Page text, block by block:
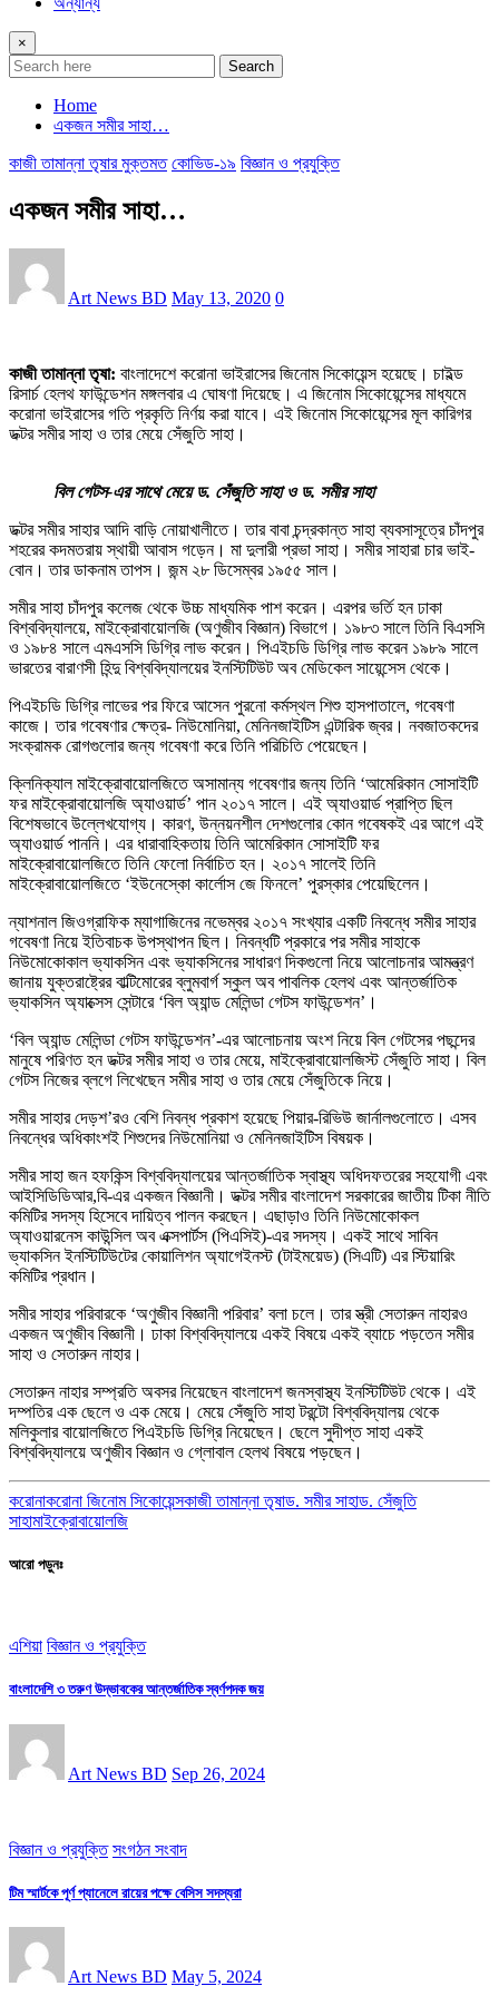
×
Search
Home
একজন সমীর সাহা…
কাজী তামান্না তৃষার মুক্তমত কোভিড-১৯ বিজ্ঞান ও প্রযুক্তি
একজন সমীর সাহা…
Art News BD May 13, 2020 0
কাজী তামান্না তৃষা: বাংলাদেশে করোনা ভাইরাসের জিনোম সিকোয়েন্স হয়েছে। চাইল্ড
রিসার্চ হেলথ ফাউন্ডেশন মঙ্গলবার এ ঘোষণা দিয়েছে। এ জিনোম সিকোয়েন্সের মাধ্যমে
করোনা ভাইরাসের গতি প্রকৃতি নির্ণয় করা যাবে। এই জিনোম সিকোয়েন্সের মূল কারিগর
ডক্টর সমীর সাহা ও তার মেয়ে সেঁজুতি সাহা।
বিল গেটস-এর সাথে মেয়ে ড. সেঁজুতি সাহা ও ড. সমীর সাহা
ডক্টর সমীর সাহার আদি বাড়ি নোয়াখালীতে। তার বাবা চন্দ্রকান্ত সাহা ব্যবসাসূত্রে চাঁদপুর
শহরের কদমতরায় স্থায়ী আবাস গড়েন। মা দুলারী প্রভা সাহা। সমীর সাহারা চার ভাই-
বোন। তার ডাকনাম তাপস। জন্ম ২৮ ডিসেম্বর ১৯৫৫ সাল।
সমীর সাহা চাঁদপুর কলেজ থেকে উচ্চ মাধ্যমিক পাশ করেন। এরপর ভর্তি হন ঢাকা
বিশ্ববিদ্যালয়ে, মাইক্রোবায়োলজি (অণুজীব বিজ্ঞান) বিভাগে। ১৯৮৩ সালে তিনি বিএসসি
ও ১৯৮৪ সালে এমএসসি ডিগ্রি লাভ করেন। পিএইচডি ডিগ্রি লাভ করেন ১৯৮৯ সালে
ভারতের বারাণসী হিন্দু বিশ্ববিদ্যালয়ের ইনস্টিটিউট অব মেডিকেল সায়েন্সেস থেকে।
পিএইচডি ডিগ্রি লাভের পর ফিরে আসেন পুরনো কর্মস্থল শিশু হাসপাতালে, গবেষণা
কাজে। তার গবেষণার ক্ষেত্র- নিউমোনিয়া, মেনিনজাইটিস এন্টারিক জ্বর। নবজাতকদের
সংক্রামক রোগগুলোর জন্য গবেষণা করে তিনি পরিচিতি পেয়েছেন।
ক্লিনিক্যাল মাইক্রোবায়োলজিতে অসামান্য গবেষণার জন্য তিনি ‘আমেরিকান সোসাইটি
ফর মাইক্রোবায়োলজি অ্যাওয়ার্ড’ পান ২০১৭ সালে। এই অ্যাওয়ার্ড প্রাপ্তি ছিল
বিশেষভাবে উল্লেখযোগ্য। কারণ, উন্নয়নশীল দেশগুলোর কোন গবেষকই এর আগে এই
অ্যাওয়ার্ড পাননি। এর ধারাবাহিকতায় তিনি আমেরিকান সোসাইটি ফর
মাইক্রোবায়োলজিতে তিনি ফেলো নির্বাচিত হন। ২০১৭ সালেই তিনি
মাইক্রোবায়োলজিতে ‘ইউনেস্কো কার্লোস জে ফিনলে’ পুরস্কার পেয়েছিলেন।
ন্যাশনাল জিওগ্রাফিক ম্যাগাজিনের নভেম্বর ২০১৭ সংখ্যার একটি নিবন্ধে সমীর সাহার
গবেষণা নিয়ে ইতিবাচক উপস্থাপন ছিল। নিবন্ধটি প্রকারে পর সমীর সাহাকে
নিউমোকোকাল ভ্যাকসিন এবং ভ্যাকসিনের সাধারণ দিকগুলো নিয়ে আলোচনার আমন্ত্রণ
জানায় যুক্তরাষ্ট্রের বাল্টিমোরের ব্লুমবার্গ স্কুল অব পাবলিক হেলথ এবং আন্তর্জাতিক
ভ্যাকসিন অ্যাক্সেস সেন্টারে ‘বিল অ্যান্ড মেলিন্ডা গেটস ফাউন্ডেশন’।
‘বিল অ্যান্ড মেলিন্ডা গেটস ফাউন্ডেশন’-এর আলোচনায় অংশ নিয়ে বিল গেটসের পছন্দের
মানুষে পরিণত হন ডক্টর সমীর সাহা ও তার মেয়ে, মাইক্রোবায়োলজিস্ট সেঁজুতি সাহা। বিল
গেটস নিজের ব্লগে লিখেছেন সমীর সাহা ও তার মেয়ে সেঁজুতিকে নিয়ে।
সমীর সাহার দেড়শ’রও বেশি নিবন্ধ প্রকাশ হয়েছে পিয়ার-রিভিউ জার্নালগুলোতে। এসব
নিবন্ধের অধিকাংশই শিশুদের নিউমোনিয়া ও মেনিনজাইটিস বিষয়ক।
সমীর সাহা জন হফকিন্স বিশ্ববিদ্যালয়ের আন্তর্জাতিক স্বাস্থ্য অধিদফতরের সহযোগী এবং
আইসিডিডিআর,বি-এর একজন বিজ্ঞানী। ডক্টর সমীর বাংলাদেশ সরকারের জাতীয় টিকা নীতি
কমিটির সদস্য হিসেবে দায়িত্ব পালন করছেন। এছাড়াও তিনি নিউমোকোকল
অ্যাওয়ারনেস কাউন্সিল অব এক্সপার্টস (পিএসিই)-এর সদস্য। একই সাথে সাবিন
ভ্যাকসিন ইনস্টিটিউটের কোয়ালিশন অ্যাগেইনস্ট (টাইময়েড) (সিএটি) এর স্টিয়ারিং
কমিটির প্রধান।
সমীর সাহার পরিবারকে ‘অণুজীব বিজ্ঞানী পরিবার’ বলা চলে। তার স্ত্রী সেতারুন নাহারও
একজন অণুজীব বিজ্ঞানী। ঢাকা বিশ্ববিদ্যালয়ে একই বিষয়ে একই ব্যাচে পড়তেন সমীর
সাহা ও সেতারুন নাহার।
সেতারুন নাহার সম্প্রতি অবসর নিয়েছেন বাংলাদেশ জনস্বাস্থ্য ইনস্টিটিউট থেকে। এই
দম্পতির এক ছেলে ও এক মেয়ে। মেয়ে সেঁজুতি সাহা টরন্টো বিশ্ববিদ্যালয় থেকে
মলিকুলার বায়োলজিতে পিএইচডি ডিগ্রি নিয়েছেন। ছেলে সুদীপ্ত সাহা একই
বিশ্ববিদ্যালয়ে অণুজীব বিজ্ঞান ও গ্লোবাল হেলথ বিষয়ে পড়ছেন।
করোনাকরোনা জিনোম সিকোয়েন্সকাজী তামান্না তৃষাড. সমীর সাহাড. সেঁজুতি
সাহামাইক্রোবায়োলজি
আরো পড়ুনঃ
এশিয়া বিজ্ঞান ও প্রযুক্তি
বাংলাদেশি ৩ তরুণ উদ্ভাবকের আন্তর্জাতিক স্বর্ণপদক জয়
Art News BD Sep 26, 2024
বিজ্ঞান ও প্রযুক্তি সংগঠন সংবাদ
টিম স্মার্টকে পূর্ণ প্যানেলে রায়ের পক্ষে বেসিস সদস্যরা
Art News BD May 5, 2024